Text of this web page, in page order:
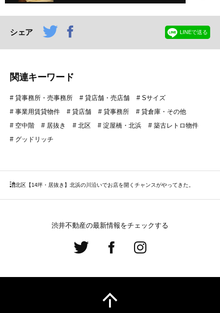
シェア LINEで送る
関連キーワード
貸事務所・売事務所 貸店舗・売店舗
Sサイズ
事業用賃貸物件
貸店舗 貸事務所
貸倉庫・その他
空中階
居抜き 北区 淀屋橋・北浜
築古レトロ物件
グッドリッチ
【14坪・居抜き】北浜の川沿いでお店を開くチャンスがやってきた。
北区
渋井不動産の最新情報をチェックする